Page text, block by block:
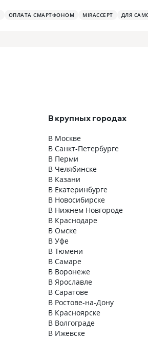
ОПЛАТА СМАРТФОНОМ MIRACCEPT ДЛЯ
В крупных городах
В Москве
В Санкт-Петербурге
В Перми
В Челябинске
В Казани
В Екатеринбурге
В Новосибирске
В Нижнем Новгороде
В Краснодаре
В Омске
В Уфе
В Тюмени
В Самаре
В Воронеже
В Ярославле
В Саратове
В Ростове-на-Дону
В Красноярске
В Волгограде
В Ижевске